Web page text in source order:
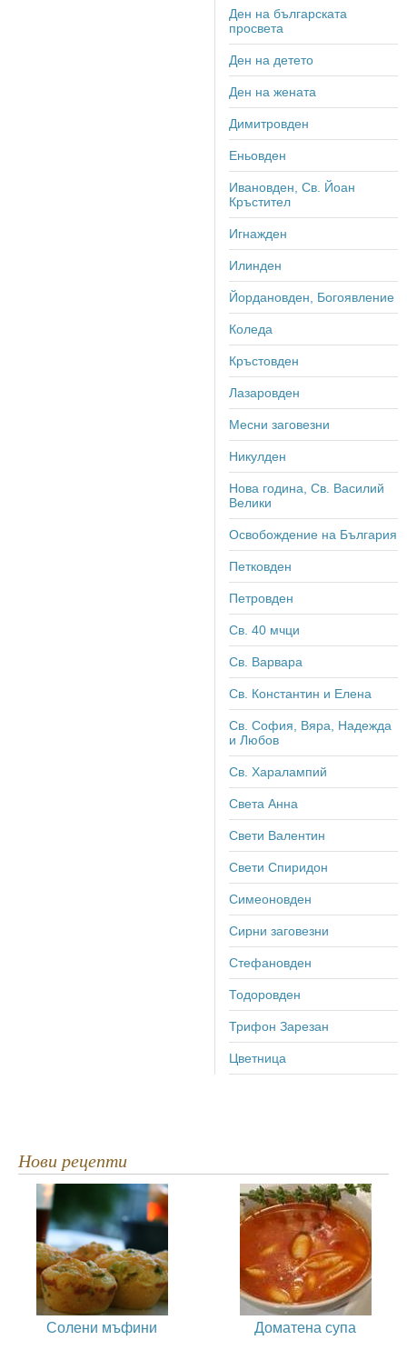
Ден на българската
просвета
Ден на детето
Ден на жената
Димитровден
Еньовден
Ивановден, Св. Йоан
Кръстител
Игнажден
Илинден
Йордановден, Богоявление
Коледа
Кръстовден
Лазаровден
Месни заговезни
Никулден
Нова година, Св. Василий
Велики
Освобождение на България
Петковден
Петровден
Св. 40 мчци
Св. Варвара
Св. Константин и Елена
Св. София, Вяра, Надежда
и Любов
Св. Харалампий
Света Анна
Свети Валентин
Свети Спиридон
Симеоновден
Сирни заговезни
Стефановден
Тодоровден
Трифон Зарезан
Цветница
Нови рецепти
Солени мъфини Доматена супа